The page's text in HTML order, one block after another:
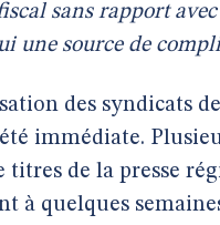
sans rapport
une source de
des syndicats
immédiate.
titres de la presse
à quelques